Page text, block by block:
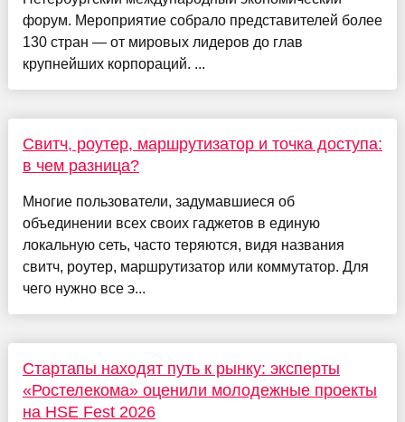
форум. Мероприятие собрало представителей более
130 стран — от мировых лидеров до глав
крупнейших корпораций. ...
Свитч, роутер, маршрутизатор и точка доступа:
в чем разница?
Многие пользователи, задумавшиеся об
объединении всех своих гаджетов в единую
локальную сеть, часто теряются, видя названия
свитч, роутер, маршрутизатор или коммутатор. Для
чего нужно все э...
Стартапы находят путь к рынку: эксперты
«Ростелекома» оценили молодежные проекты
на HSE Fest 2026